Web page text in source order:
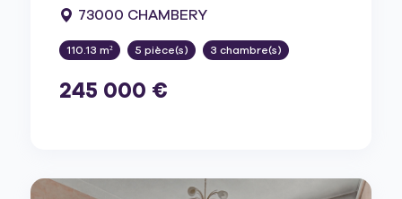
73000 CHAMBERY
110.13 m² 5 pièce(s) 3 chambre(s)
245 000 €